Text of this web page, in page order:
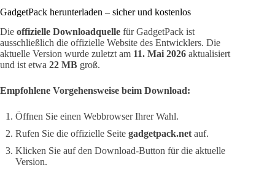
GadgetPack herunterladen – sicher und kostenlos
Die offizielle Downloadquelle für GadgetPack ist
ausschließlich die offizielle Website des Entwicklers. Die
aktuelle Version wurde zuletzt am 11. Mai 2026 aktualisiert
und ist etwa 22 MB groß.
Empfohlene Vorgehensweise beim Download:
Öffnen Sie einen Webbrowser Ihrer Wahl.
Rufen Sie die offizielle Seite gadgetpack.net auf.
Klicken Sie auf den Download-Button für die aktuelle
Version.